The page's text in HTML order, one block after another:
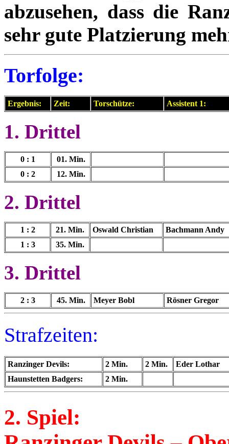
abzusehen, dass die
sehr gute Platzierung
Torfolge:
Ergebnis: Zeit: Torschütze: Assistent 1:
1. Drittel
0 : 1
01. Min.
0 : 2
12. Min.
2. Drittel
1 : 2 21. Min. Oswald Christian
Bachmann Andy
1 : 3
35. Min.
3. Drittel
2 : 3 45. Min. Meyer Bobl Rösner Gregor
Strafzeiten:
Ranzinger Devils: 2 Min. 2 Min.
Eder Lothar
Haunstetten Badgers:
2 Min.
2. Spiel: